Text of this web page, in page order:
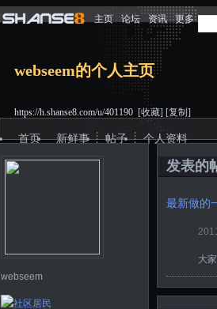
主页 论坛 资讯 更多
webseem的个人主页
https://h.shanse8.com/u/401190 [收藏] [复制]
首页 新鲜事 帖子 个人资料
webseem
发表的
最新做的
大